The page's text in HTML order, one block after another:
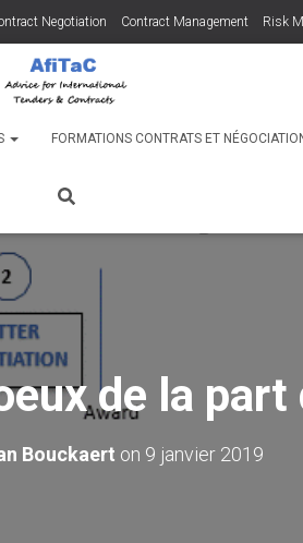
Negotiation Contract Management Risk
FORMATIONS CONTRATS ET
de la part
Bouckaert on 9 janvier 2019